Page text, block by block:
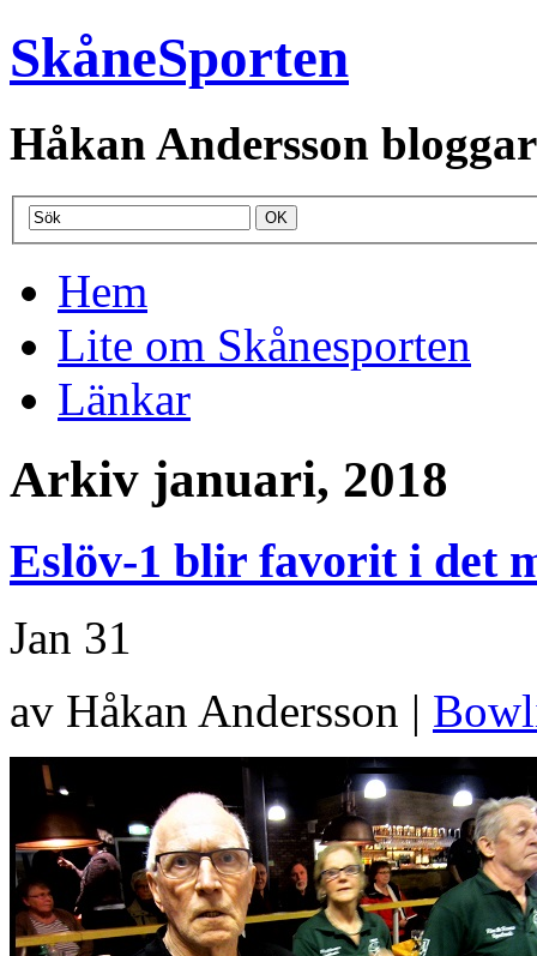
SkåneSporten
Håkan Andersson
Hem
Lite om Skånesporten
Länkar
Arkiv januari, 2018
Eslöv-1 blir favorit i det
Jan 31
av Håkan Andersson |